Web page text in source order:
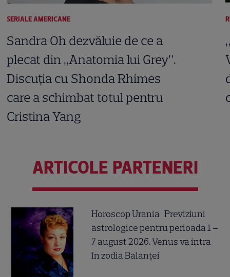
SERIALE AMERICANE
Sandra Oh dezvăluie de ce a
plecat din „Anatomia lui Grey”.
Discuția cu Shonda Rhimes
care a schimbat totul pentru
Cristina Yang
ARTICOLE PARTENERI
Horoscop Urania | Previziuni
astrologice pentru perioada 1 –
7 august 2026. Venus va intra
în zodia Balanței